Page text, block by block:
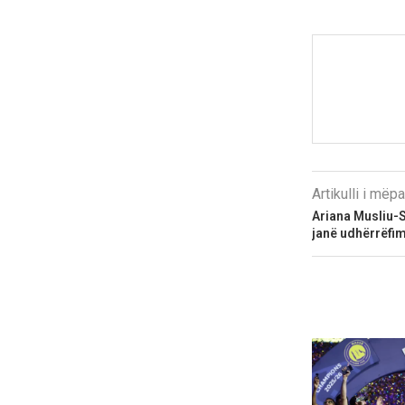
Artikulli i
Ariana Musliu-
janë